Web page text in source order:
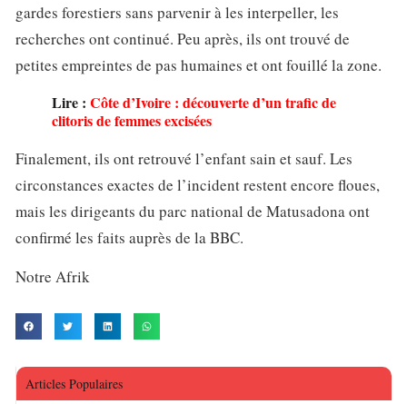
gardes forestiers sans parvenir à les interpeller, les
recherches ont continué. Peu après, ils ont trouvé de
petites empreintes de pas humaines et ont fouillé la zone.
Lire : Côte d’Ivoire : découverte d’un trafic de
clitoris de femmes excisées
Finalement, ils ont retrouvé l’enfant sain et sauf. Les
circonstances exactes de l’incident restent encore floues,
mais les dirigeants du parc national de Matusadona ont
confirmé les faits auprès de la BBC.
Notre Afrik
Articles Populaires